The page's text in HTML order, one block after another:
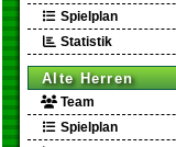
Spielplan
Statistik
Alte Herren
Team
Spielplan